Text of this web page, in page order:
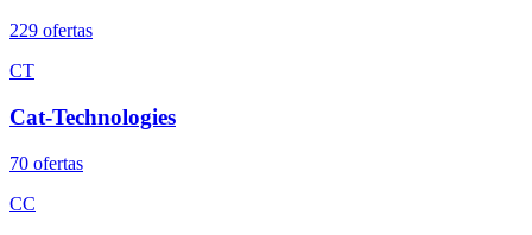
229 ofertas
CT
Cat-Technologies
70 ofertas
CC